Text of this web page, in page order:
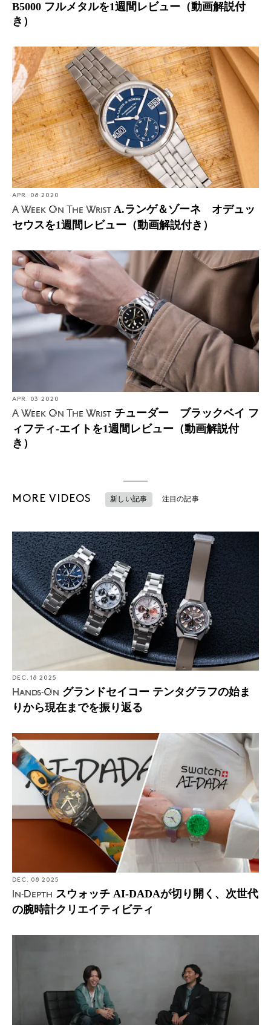
B5000 フルメタルを1週間レビュー（動画解説付
き）
APR. 08 2020
A Week On The Wrist A.ランゲ＆ゾーネ オデュッ
セウスを1週間レビュー（動画解説付き）
APR. 03 2020
A Week On The Wrist チューダー ブラックベイ フ
ィフティ-エイトを1週間レビュー（動画解説付
き）
MORE VIDEOS 新しい記事 注目の記事
DEC. 18 2025
Hands-On グランドセイコー テンタグラフの始ま
りから現在までを振り返る
DEC. 08 2025
In-Depth スウォッチ AI-DADAが切り開く、次世代
の腕時計クリエイティビティ